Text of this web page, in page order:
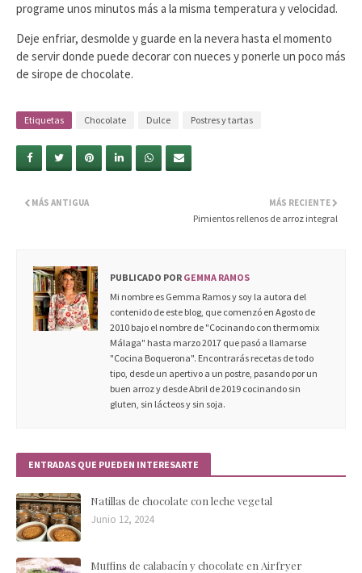
programe unos minutos más a la misma temperatura y velocidad.
Deje enfriar, desmolde y guarde en la nevera hasta el momento
de servir donde puede decorar con nueces y ponerle un poco más
de sirope de chocolate.
Etiquetas Chocolate Dulce Postres y tartas
MÁS RECIENTE
Pimientos rellenos de arroz integral
MÁS ANTIGUA
PUBLICADO POR GEMMA RAMOS
Mi nombre es Gemma Ramos y soy la autora del
contenido de este blog, que comenzó en Agosto de
2010 bajo el nombre de "Cocinando con thermomix
Málaga" hasta marzo 2017 que pasó a llamarse
"Cocina Boquerona". Encontrarás recetas de todo
tipo, desde un apertivo a un postre, pasando por un
buen arroz y desde Abril de 2019 cocinando sin
gluten, sin lácteos y sin soja.
ENTRADAS QUE PUEDEN INTERESARTE
Natillas de chocolate con leche vegetal
Junio 12, 2024
Muffins de calabacín y chocolate en Airfryer